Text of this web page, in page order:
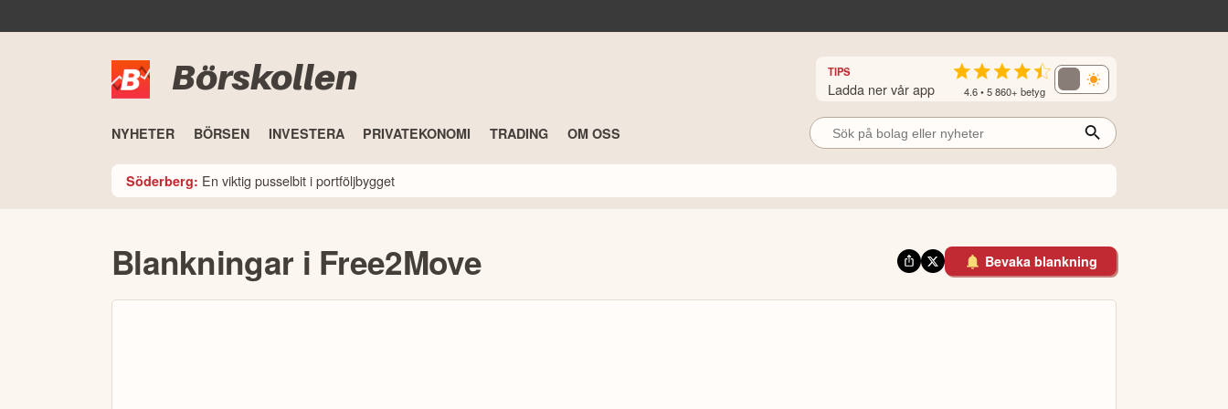
Börskollen TIPS
Ladda ner vår app 4.6 • 5 860+ betyg
NYHETER BÖRSEN INVESTERA PRIVATEKONOMI TRADING OM OSS
Söderberg: En viktig pusselbit i portföljbygget
Blankningar i Free2Move Bevaka blankning